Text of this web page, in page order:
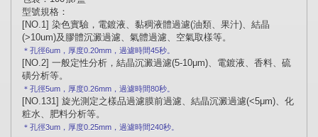
型號規格：
[NO.1] 染色實驗，電鍍液、黏稠液體過濾(油類、果汁)、結晶
(>10um)及膠體沉澱過濾、氣體過濾、空氣取樣等。
＊孔徑6um ，厚度0.20mm ，過濾時間45秒。
[NO.2] 一般定性分析，結晶沉澱過濾(5-10μm)、電鍍液、香料、硫
磺分析等。
＊孔徑5um ，厚度0.26mm ，過濾時間80秒。
[NO.131] 旋光測定之樣品過濾膜前過濾、結晶沉澱過濾(<5μm)、化
粧水、肥料分析等。
＊孔徑3um ，厚度0.25mm ，過濾時間240秒。